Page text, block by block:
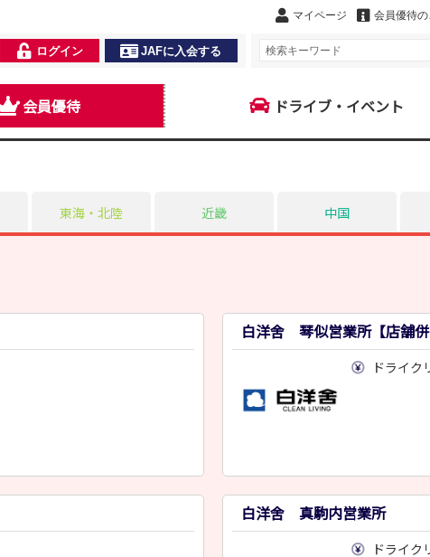
マイページ 会員優待
ログイン JAFに入会する
会員優待 ドライブ・イベント
東海・北陸 近畿 中国
白洋舍 琴似営業所【店舗併
ドライク
白洋舍 真駒内営業所
ドライク